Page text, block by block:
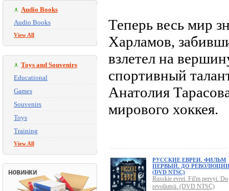
Audio Books
Audio Books
View All
Toys and Souvenirs
Educational
Games
Souvenirs
Toys
Training
View All
Теперь весь мир
Харламов,
взлетел на
спортивный
Анатолия
мирового хоккея.
РУССКИЕ ЕВРЕИ. ФИЛЬМ
ПЕРВЫЙ. ДО
(DVD NTSC)
Russkie evrei. Fil'm pervyi. Do
revoliutsii. (DVD NTSC)